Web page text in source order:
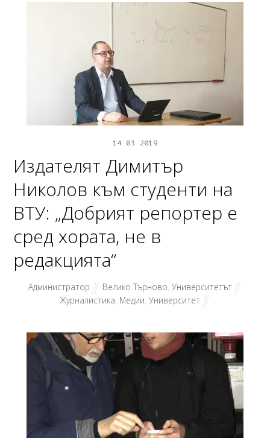
14 03 2019
Издателят Димитър
Николов към студенти на
ВТУ: „Добрият репортер е
сред хората, не в
редакцията“
Администратор Велико Търново Университетът
Журналистика, Медии,Университет